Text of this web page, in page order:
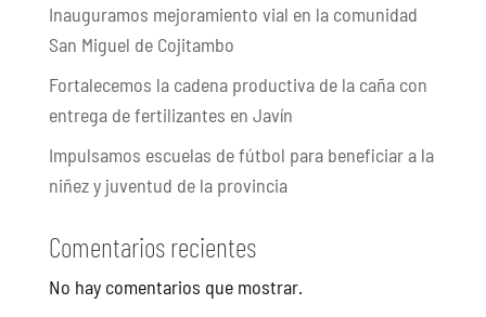
Inauguramos mejoramiento vial en la comunidad
San Miguel de Cojitambo
Fortalecemos la cadena productiva de la caña con
entrega de fertilizantes en Javín
Impulsamos escuelas de fútbol para beneficiar a la
niñez y juventud de la provincia
Comentarios recientes
No hay comentarios que mostrar.